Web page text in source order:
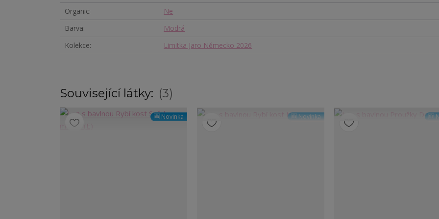
Organic
Ne
Barva
Modrá
Kolekce
Limitka Jaro Německo 2026
Související látky: 3
🆕 Novinka 🆕 Novinka 🆕